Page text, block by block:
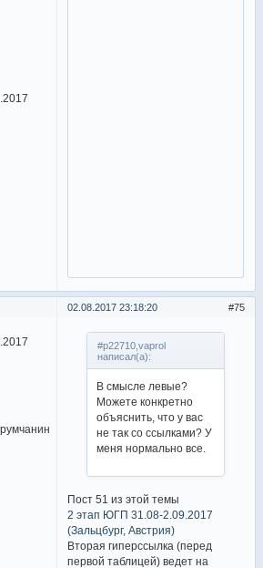
75
02.08.2017 23:18:20
#p22710,vaprol
написал(а):
В смысле левые?
Можете конкретно
объяснить, что у вас
не так со ссылками? У
меня нормально все.
Пост 51 из этой темы
2 этап ЮГП 31.08-2.09.2017
(Зальцбург, Австрия)
Вторая гиперссылка (перед
первой таблицей) ведет на